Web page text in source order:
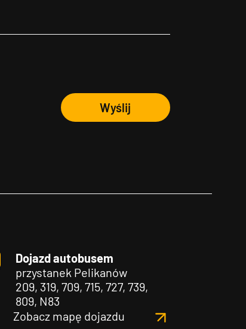
Wyślij
Dojazd autobusem
przystanek Pelikanów
209, 319, 709, 715, 727, 739,
809, N83
Zobacz mapę dojazdu